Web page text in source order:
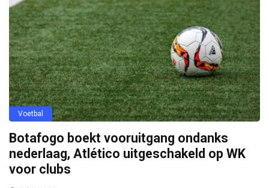
Voetbal
Botafogo boekt vooruitgang ondanks
nederlaag, Atlético uitgeschakeld op WK
voor clubs